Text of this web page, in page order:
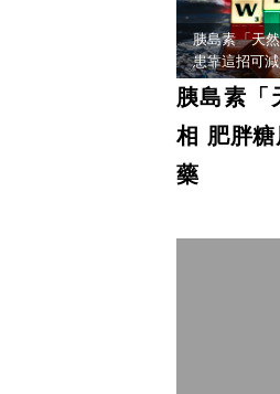
胰島素「天
患靠這招可
胰島素「
相 肥胖糖
藥